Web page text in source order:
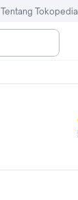
Tentang Tokopedia